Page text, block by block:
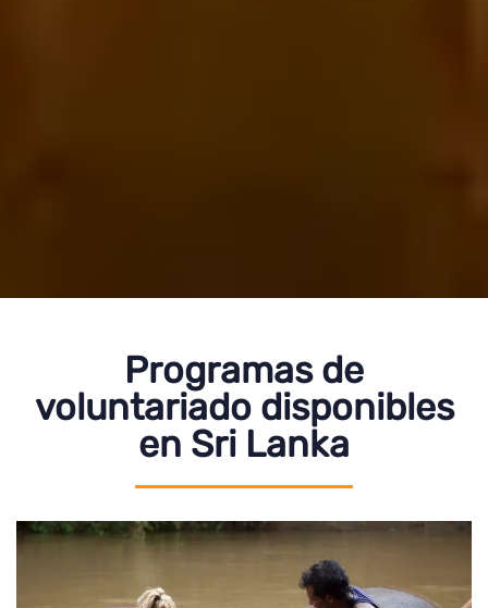
Programas de
voluntariado disponibles
en Sri Lanka